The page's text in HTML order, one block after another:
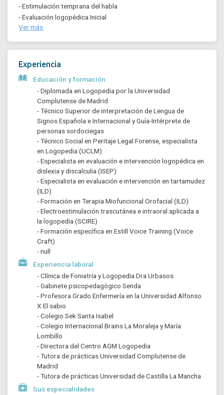
- Estimulación temprana del habla
- Evaluación logopédica Inicial
Ver más
Experiencia
Educación y formación
- Diplomada en Logopedia por la Universidad
Complutense de Madrid
- Técnico Superior de interpretación de Lengua de
Signos Española e Internacional y Guía-Intérprete de
personas sordociegas
- Técnico Social en Peritaje Legal Forense, especialista
en Logopedia (UCLM)
- Especialista en evaluación e intervención logopédica en
dislexia y discalculia (ISEP)
- Especialista en evaluación e intervención en tartamudez
(ILD)
- Formación en Terapia Miofuncional Orofacial (ILD)
- Electroestimulación trascutánea e intraoral aplicada a
la logopedia (SCIRE)
- Formación específica en Estill Voice Training (Voice
Craft)
- null
Experiencia laboral
- Clínica de Foniatría y Logopedia Dra Urbasos
- Gabinete psicopedagógico Senda
- Profesora Grado Enfermería en la Universidad Alfonso
X El sabio
- Colegio Sek Santa Isabel
- Colegio Internacional Brains La Moraleja y María
Lombillo
- Directora del Centro AGM Logopedia
- Tutora de prácticas Universidad Complutense de
Madrid
- Tutora de prácticas Universidad de Castilla La Mancha
Sus especialidades